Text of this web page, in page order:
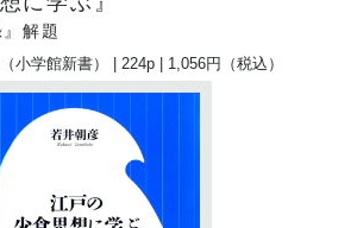
解題
小学館新書） | 224p | 1,056円（税込）